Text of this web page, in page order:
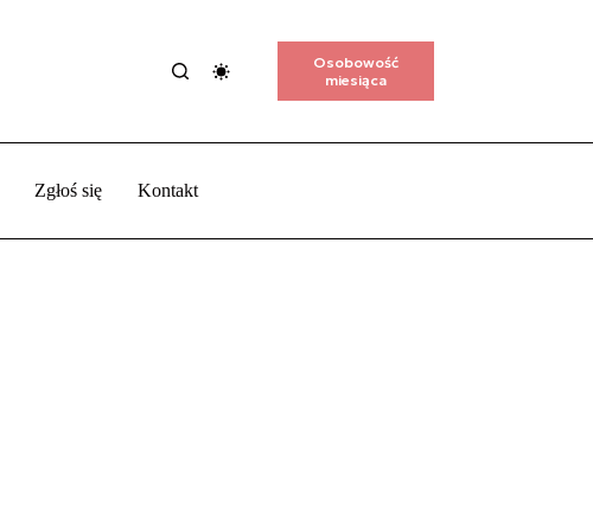
Osobowość
miesiąca
Zgłoś się Kontakt